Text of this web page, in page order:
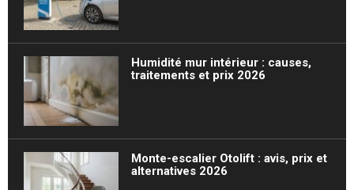
Humidité mur intérieur : causes,
traitements et prix 2026
Monte-escalier Otolift : avis, prix et
alternatives 2026